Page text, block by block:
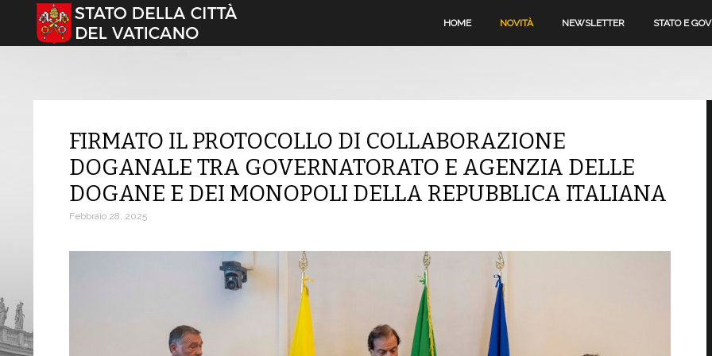
Seleziona la tua lingua HOME NOVITÀ NEWSLETTER STATO E
FIRMATO IL PROTOCOLLO DI COLLABORAZIONE
DOGANALE TRA GOVERNATORATO E AGENZIA DELLE
DOGANE E DEI MONOPOLI DELLA REPUBBLICA ITALIANA
Febbraio 28, 2025